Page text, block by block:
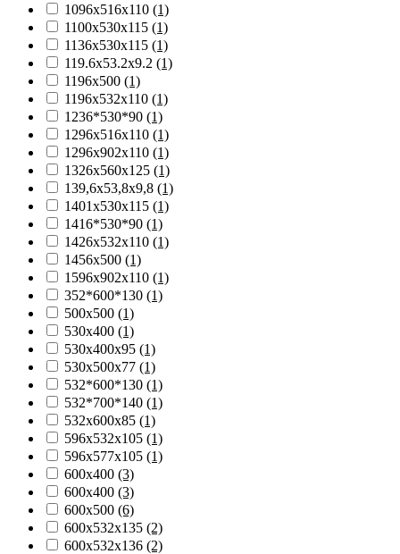
1096х516х110 (1)
1100х530х115 (1)
1136х530х115 (1)
119.6х53.2х9.2 (1)
1196х500 (1)
1196х532х110 (1)
1236*530*90 (1)
1296х516х110 (1)
1296х902х110 (1)
1326х560х125 (1)
139,6х53,8х9,8 (1)
1401х530х115 (1)
1416*530*90 (1)
1426х532х110 (1)
1456х500 (1)
1596х902х110 (1)
352*600*130 (1)
500х500 (1)
530х400 (1)
530х400х95 (1)
530х500х77 (1)
532*600*130 (1)
532*700*140 (1)
532х600х85 (1)
596х532х105 (1)
596х577х105 (1)
600x400 (3)
600х400 (3)
600х500 (6)
600х532х135 (2)
600х532х136 (2)